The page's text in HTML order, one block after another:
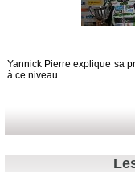
Yannick Pierre explique sa
à ce niveau